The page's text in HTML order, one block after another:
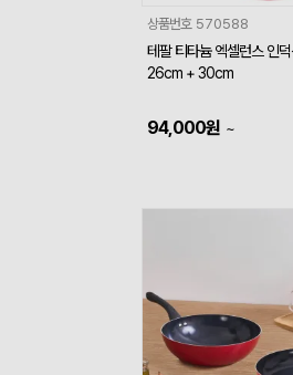
상품번호 570588
테팔 티타늄 엑셀런스 인
26cm + 30cm
94,000원 ~